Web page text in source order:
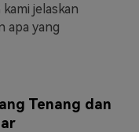
jelaskan
apa yang
Tenang dan